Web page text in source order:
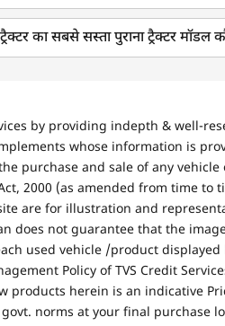
का सबसे सस्ता पुराना ट्रैक्टर मॉडल
by providing indepth & well-
whose information is
purchase and sale of any
2000 (as amended from time to
are for illustration and
does not guarantee that the
used vehicle /product
Policy of TVS Credit
products herein is an indicative
norms at your final purchase